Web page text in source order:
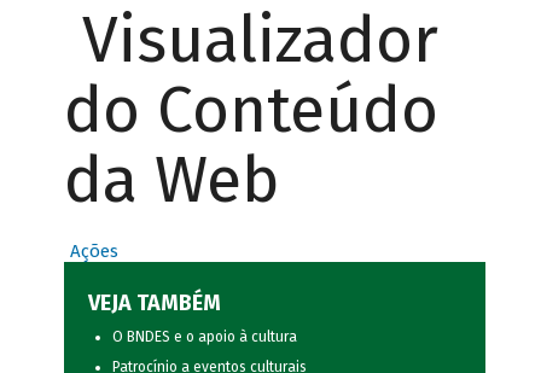
Visualizador
do Conteúdo
da Web
Ações
VEJA TAMBÉM
O BNDES e o apoio à cultura
Patrocínio a eventos culturais